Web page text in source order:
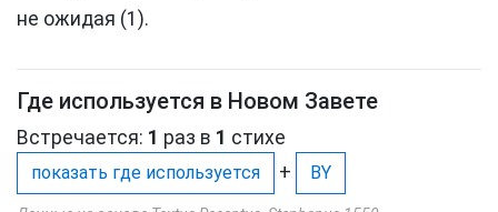
не ожидая (1).
Где используется в Новом Завете
Встречается: 1 раз в 1 стихе
показать где используется + BY